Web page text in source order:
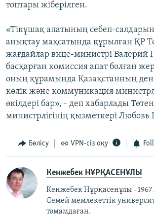
топтары жіберілген.
«Тікұшақ апатының себеп-салдарын
анықтау мақсатында құрылған ҚР
жағдайлар вице-министрі Валерий
басқарған комиссия апат болған
оның құрамында Қазақстанның
көлік және коммуникация
өкілдері бар», - деп хабарлады
министрлігінің қызметкері
Бөлісу VPN-сіз оқу
Кенжебек НҰРҚАСЕНҰЛЫ
Кенжебек Нұрқасенұлы -
Семей мемлекеттік
тәмамдаған.